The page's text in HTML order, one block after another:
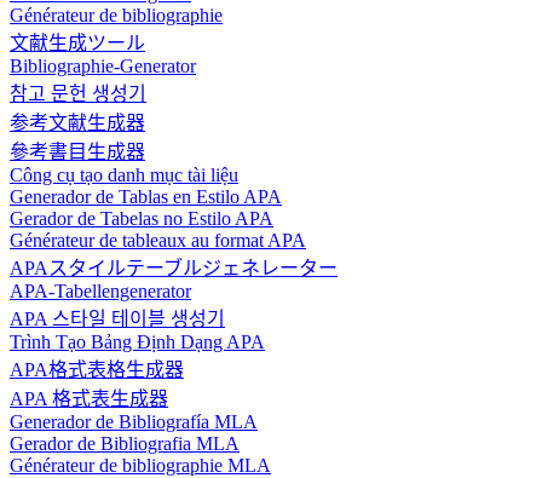
Générateur de bibliographie
文献生成ツール
Bibliographie-Generator
참고 문헌 생성기
参考文献生成器
參考書目生成器
Công cụ tạo danh mục tài liệu
Generador de Tablas en Estilo APA
Gerador de Tabelas no Estilo APA
Générateur de tableaux au format APA
APAスタイルテーブルジェネレーター
APA-Tabellengenerator
APA 스타일 테이블 생성기
Trình Tạo Bảng Định Dạng APA
APA格式表格生成器
APA 格式表生成器
Generador de Bibliografía MLA
Gerador de Bibliografia MLA
Générateur de bibliographie MLA